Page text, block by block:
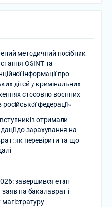
методичний посібник
OSINT та
інформації про
дітей у кримінальних
стосовно воєнних
російської федерації»
отримали
до зарахування на
як перевірити та що
завершився етап
на бакалаврат і